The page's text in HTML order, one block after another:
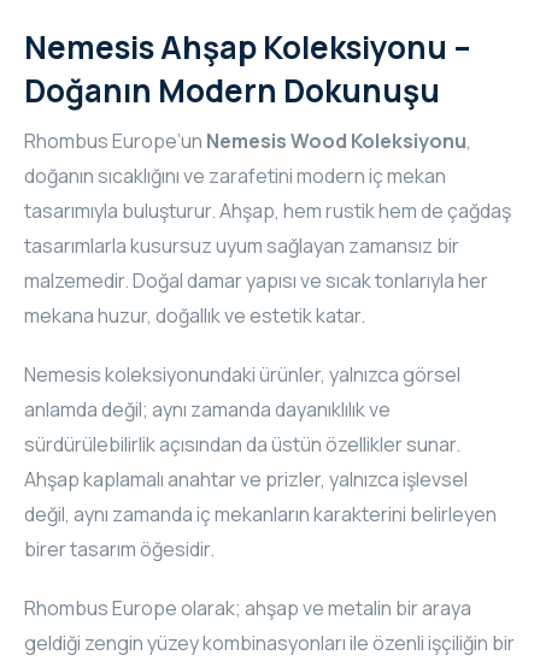
Nemesis Ahşap Koleksiyonu –
Doğanın Modern Dokunuşu
Rhombus Europe’un Nemesis Wood Koleksiyonu,
doğanın sıcaklığını ve zarafetini modern iç mekan
tasarımıyla buluşturur. Ahşap, hem rustik hem de çağdaş
tasarımlarla kusursuz uyum sağlayan zamansız bir
malzemedir. Doğal damar yapısı ve sıcak tonlarıyla her
mekana huzur, doğallık ve estetik katar.
Nemesis koleksiyonundaki ürünler, yalnızca görsel
anlamda değil; aynı zamanda dayanıklılık ve
sürdürülebilirlik açısından da üstün özellikler sunar.
Ahşap kaplamalı anahtar ve prizler, yalnızca işlevsel
değil, aynı zamanda iç mekanların karakterini belirleyen
birer tasarım öğesidir.
Rhombus Europe olarak; ahşap ve metalin bir araya
geldiği zengin yüzey kombinasyonları ile özenli işçiliğin bir